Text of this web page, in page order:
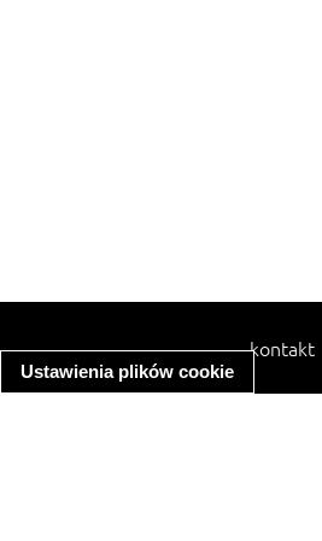
Ustawienia plików cookie
kontakt